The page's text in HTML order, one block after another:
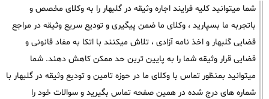
شما میتوانید کلیه فرایند اجاره وثیقه در گلبهار را به وکلای مخصص و
باتجربه ما بسپارید ، وکلای ما ضمن پیگیری و تودیع سریع وثیقه در مراجع
قضایی گلبهار و اخذ نامه آزادی ، تلاش میکنند با اتکا به مفاد قانونی و
قضایی قرار وثیقه شما را به پایین ترین حد ممکن کاهش دهند. شما
میتوانید بمنظور تماس با وکلای ما در حوزه تامین و تودیع وثیقه در گلبهار با
شماره های درج شده در همین صفحه تماس بگیرید و سوالات خود را